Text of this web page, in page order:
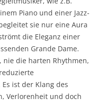
Piano und einer Jazz-
sie nur eine Aura
die Eleganz einer
Grande Dame.
nie die harten Rhythmen,
ist der Klang des
Verlorenheit und doch